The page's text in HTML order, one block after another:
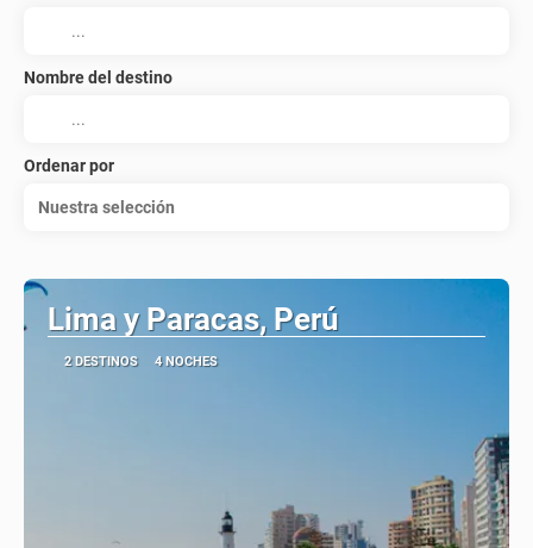
Nombre del destino
Ordenar por
Nuestra selección
Lima y Paracas, Perú
2 DESTINOS 4 NOCHES